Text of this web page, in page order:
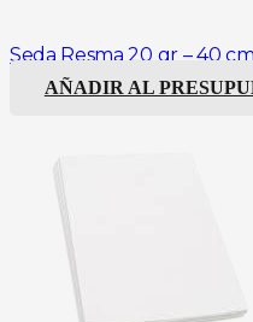
Seda Resma 20 gr – 40
AÑADIR AL